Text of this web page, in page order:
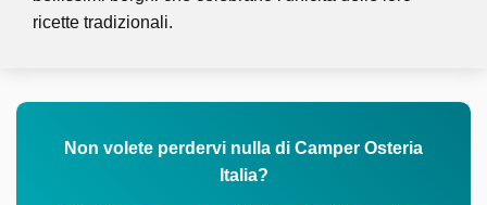
ricette tradizionali.
Non volete perdervi nulla di Camper Osteria
Italia?